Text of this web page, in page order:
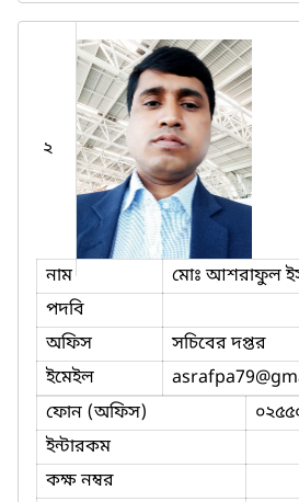
২
নাম
মোঃ আশরাফুল
পদবি
অফিস
সচিবের দপ্তর
ইমেইল
asrafpa79
ফোন (অফিস)
ইন্টারকম
কক্ষ নম্বর